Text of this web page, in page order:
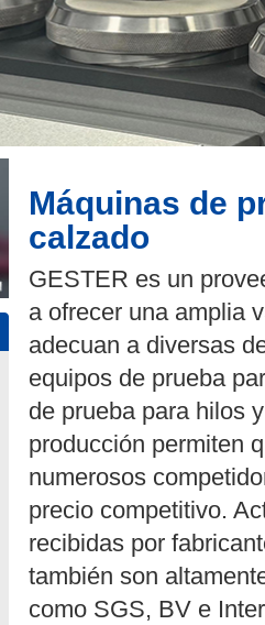
Máquinas de
calzado
GESTER es un
a ofrecer una amplia
adecuan a diversas
equipos de prueba
de prueba para hilos
producción permiten
numerosos
precio competitivo.
recibidas por
también son
como SGS, BV e